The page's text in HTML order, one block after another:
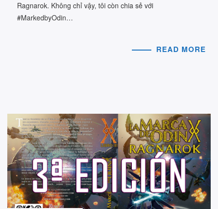
Ragnarok. Không chỉ vậy, tôi còn chia sẻ với
#MarkedbyOdin…
READ MORE